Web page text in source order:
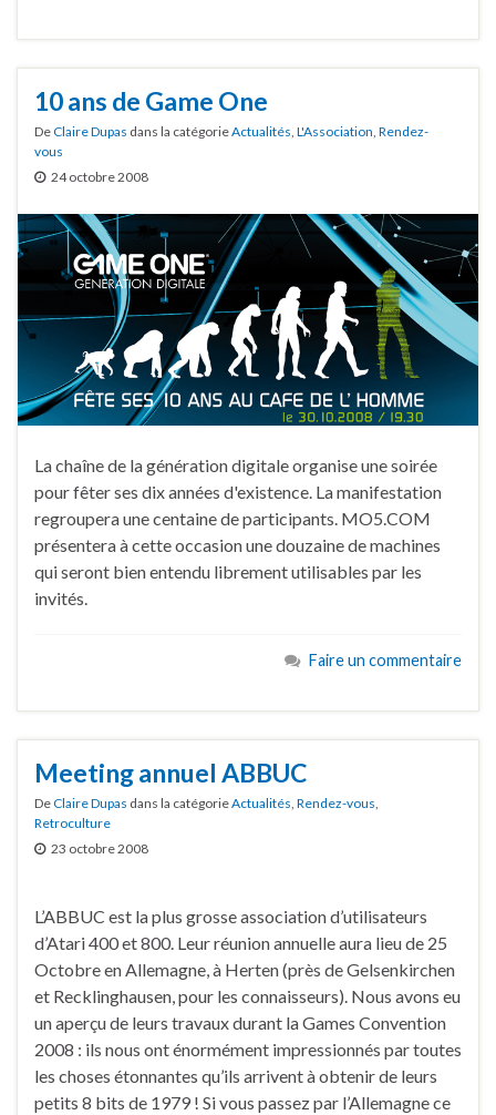
10 ans de Game One
DeClaire Dupas dans la catégorieActualités L'Association Rendez-
vous
24 octobre 2008
La chaîne de la génération digitale organise une soirée
pour fêter ses dix années d'existence. La manifestation
regroupera une centaine de participants. MO5.COM
présentera à cette occasion une douzaine de machines
qui seront bien entendu librement utilisables par les
invités.
Faire un commentaire
Meeting annuel ABBUC
DeClaire Dupas dans la catégorieActualités Rendez-vous
Retroculture
23 octobre 2008
L’ABBUC est la plus grosse association d’utilisateurs
d’Atari 400 et 800. Leur réunion annuelle aura lieu de 25
Octobre en Allemagne, à Herten (près de Gelsenkirchen
et Recklinghausen, pour les connaisseurs). Nous avons eu
un aperçu de leurs travaux durant la Games Convention
2008 : ils nous ont énormément impressionnés par toutes
les choses étonnantes qu’ils arrivent à obtenir de leurs
petits 8 bits de 1979 ! Si vous passez par l’Allemagne ce